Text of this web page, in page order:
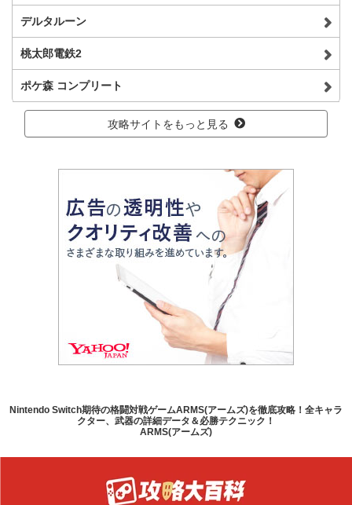
デルタルーン
桃太郎電鉄2
ポケ森 コンプリート
攻略サイトをもっと見る
Nintendo Switch期待の格闘対戦ゲームARMS(アームズ)を徹底攻略！全キャラ
クター、武器の詳細データ＆必勝テクニック！
ARMS(アームズ)